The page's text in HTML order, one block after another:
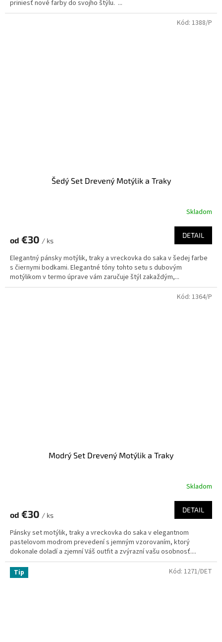
priniesť nové farby do svojho štýlu. ...
Šedý Set Drevený Motýlik a Traky
Skladom
od €30 / ks
DETAIL
Elegantný pánsky motýlik, traky a vreckovka do saka v šedej farbe
s čiernymi bodkami. Elegantné tóny tohto setu s dubovým
motýlikom v termo úprave vám zaručuje štýl zakaždým,...
Kód: 1388/P
Modrý Set Drevený Motýlik a Traky
Skladom
od €30 / ks
DETAIL
Pánsky set motýlik, traky a vreckovka do saka v elegantnom
pastelovom modrom prevedení s jemným vzorovaním, ktorý
dokonale doladí a zjemní Váš outfit a zvýrazní vašu osobnosť....
Kód: 1364/P
Tip Kód: 1271/DET